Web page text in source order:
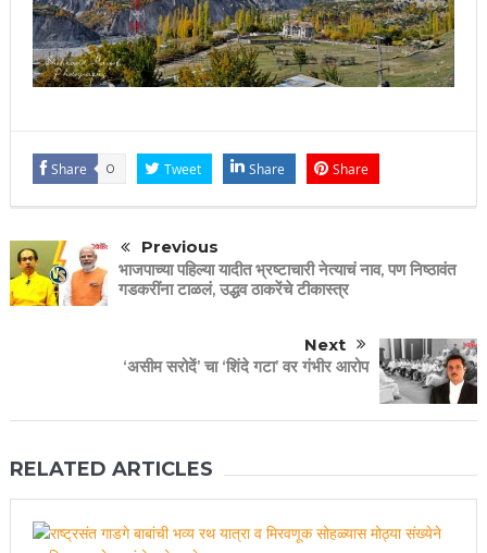
Share 0 Tweet Share Share
Previous
भाजपाच्या पहिल्या यादीत भ्रष्टाचारी नेत्याचं नाव, पण निष्ठावंत
गडकरींना टाळलं, उद्धव ठाकरेंचे टीकास्त्र
Next
‘असीम सरोदें’ चा ‘शिंदे गटा’ वर गंभीर आरोप
RELATED ARTICLES